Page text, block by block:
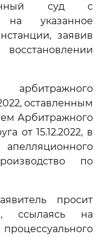
суд с
на указанное
заявив
оставленным
Арбитражного
от 15.12.2022, в
по
просит
ссылаясь на